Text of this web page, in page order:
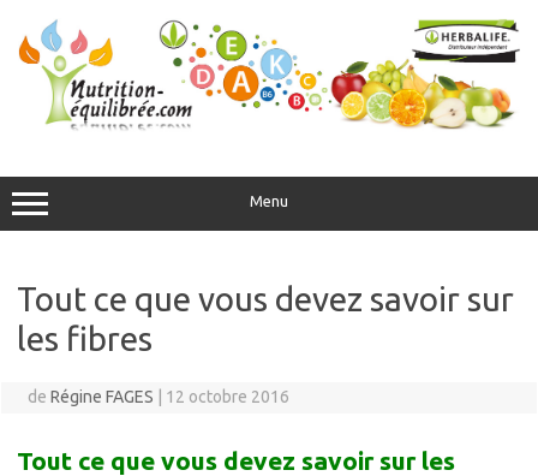
contenu
Menu
Tout ce que vous devez savoir sur
les fibres
de Régine FAGES 12 octobre 2016
Tout ce que vous devez savoir sur les